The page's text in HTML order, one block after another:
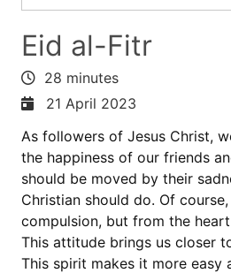
Eid al-Fitr
28 minutes
21 April 2023
As followers of Jesus Christ,
the happiness of our friends
should be moved by their
Christian should do. Of
compulsion, but from the
This attitude brings us closer
This spirit makes it more easy